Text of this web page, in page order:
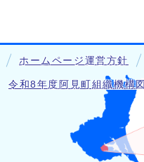
ホームページ運営方針
令和8年度阿見町組織機構図